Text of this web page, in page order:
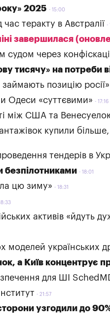
2025 15:00
теракту в Австралії
завершилася
через
тисячу» на потреби
позицію росії»
Одеси «суттєвими» 17:16
між США та
купили більше,
тендерів в
безпілотниками 18:01
цю зиму» 18:31
активів «йдуть
моделей українських
а Київ концентрує
для ШІ
21:57
узгодили до